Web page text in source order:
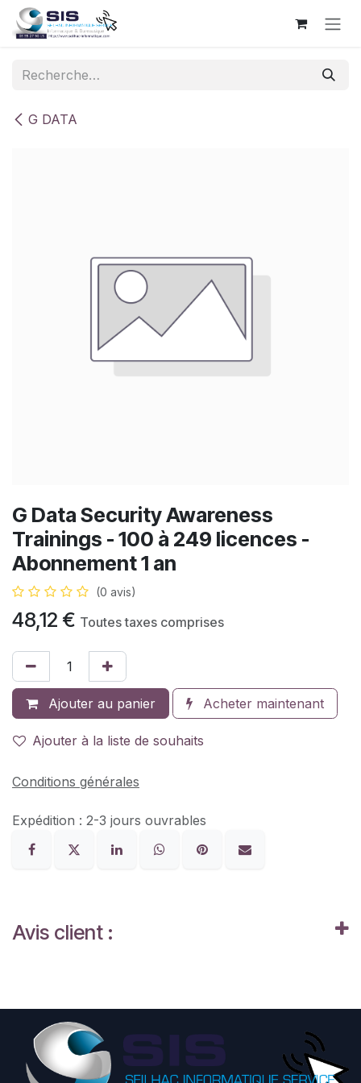
Se rendre au contenu
G DATA
G Data Security Awareness
Trainings - 100 à 249 licences -
Abonnement 1 an
(0 avis)
48,12 € Toutes taxes comprises
Ajouter au panier Acheter maintenant
Ajouter à la liste de souhaits
Conditions générales
Expédition : 2-3 jours ouvrables
Avis client :